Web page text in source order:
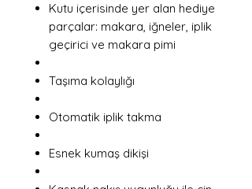
Kutu içerisinde yer alan hediye
parçalar: makara, iğneler, iplik
geçirici ve makara pimi
Taşıma kolaylığı
Otomatik iplik takma
Esnek kumaş dikişi